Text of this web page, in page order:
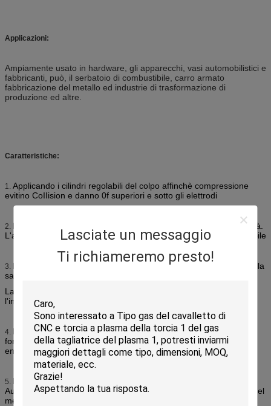
Lasciate un messaggio
Ti richiameremo presto!
Applicazioni:
Ampiamente usato in hardware, gli apparecchi, vasi automobilistici e
fabbricanti, può, il serbatoio di combustibile, carro armato
fabbricazione del metallo ed industrie di trasformazione di
produzione ed altre.
Caratteristiche:
1. Applicando i cilindri regolabili del colpo affinchè compressione
evitino CoIIision e danno 0f superiori e sotto gli elettrodi
2. Essendo un punto vicino trifase dei drix meno elettrodi di velocità.
L'adeguamento della velocità della saldatura è conveniente e stabile
3. La saldatura longitudinale ed orizzontale è adatta a requisito della
saldatura differente della parte.
La struttura interna astuta e ragionevole si riduce saldare
l'indebolimento della prestazione dovuto riscaldare
4. Le mattonelle di asse di conduttanza o del nastro di rotazione
forniscono il contatto eccellente e riducono la trasformazione di
energia elettrica nel massimo.
5. Essendo ampiamente usato in hardware. Elettrodomestico.
Automatico. Il bacino che fa, può facendo. E l'altre fabbricazione del
metallo ed industria di riproduzione